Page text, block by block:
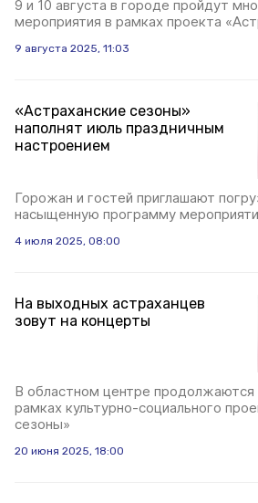
9 и 10 августа в городе пройдут
мероприятия в рамках проекта
9 августа 2025, 11:03
«Астраханские сезоны»
наполнят июль праздничным
настроением
Горожан и гостей приглашают
насыщенную программу
4 июля 2025, 08:00
На выходных астраханцев
зовут на концерты
В областном центре продолжаются
рамках культурно-социального
сезоны»
20 июня 2025, 18:00